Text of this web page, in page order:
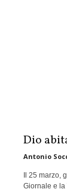
Dio
Antonio
Il 25 marzo,
Giornale e la